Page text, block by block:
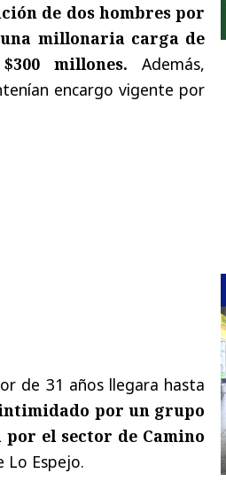
de dos hombres por
millonaria carga de
$300 millones. Además,
encargo vigente por
de 31 años llegara hasta
por un grupo
el sector de Camino
Lo Espejo.